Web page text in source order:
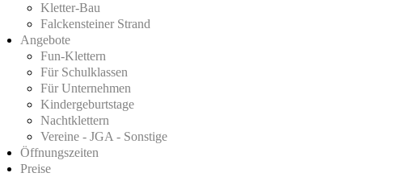
Kletter-Bau
Falckensteiner Strand
Angebote
Fun-Klettern
Für Schulklassen
Für Unternehmen
Kindergeburtstage
Nachtklettern
Vereine - JGA - Sonstige
Öffnungszeiten
Preise